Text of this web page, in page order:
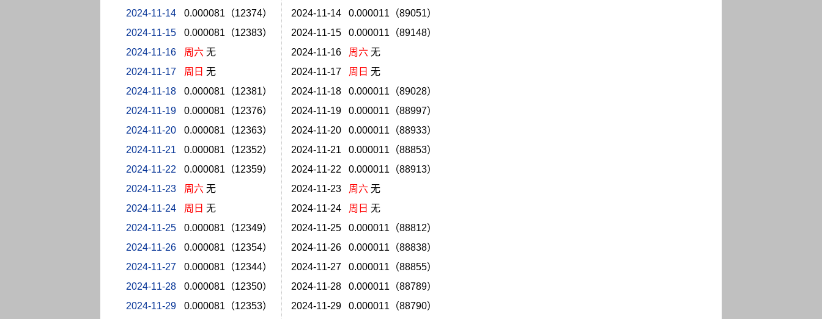
2024-11-14
0.000081（12374）
2024-11-15
0.000081（12383）
2024-11-16
周六无
2024-11-17
周日 无
2024-11-18
0.000081（12381）
2024-11-19
0.000081（12376）
2024-11-20
0.000081（12363）
2024-11-21
0.000081（12352）
2024-11-22
0.000081（12359）
2024-11-23
周六无
2024-11-24
周日 无
2024-11-25
0.000081（12349）
2024-11-26
0.000081（12354）
2024-11-27
0.000081（12344）
2024-11-28
0.000081（12350）
2024-11-29
0.000081（12353）
2024-11-14 0.000011（89051）
2024-11-15 0.000011（89148）
2024-11-16 周六无
2024-11-17 周日 无
2024-11-18 0.000011（89028）
2024-11-19 0.000011（88997）
2024-11-20 0.000011（88933）
2024-11-21 0.000011（88853）
2024-11-22 0.000011（88913）
2024-11-23 周六无
2024-11-24 周日 无
2024-11-25 0.000011（88812）
2024-11-26 0.000011（88838）
2024-11-27 0.000011（88855）
2024-11-28 0.000011（88789）
2024-11-29 0.000011（88790）